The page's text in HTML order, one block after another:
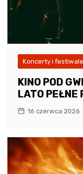
Koncerty i festiwale
KINO POD
LATO PEŁNE
16 czerwca 2026